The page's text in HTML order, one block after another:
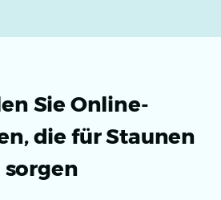
Sie Online-
die für Staunen
sorgen